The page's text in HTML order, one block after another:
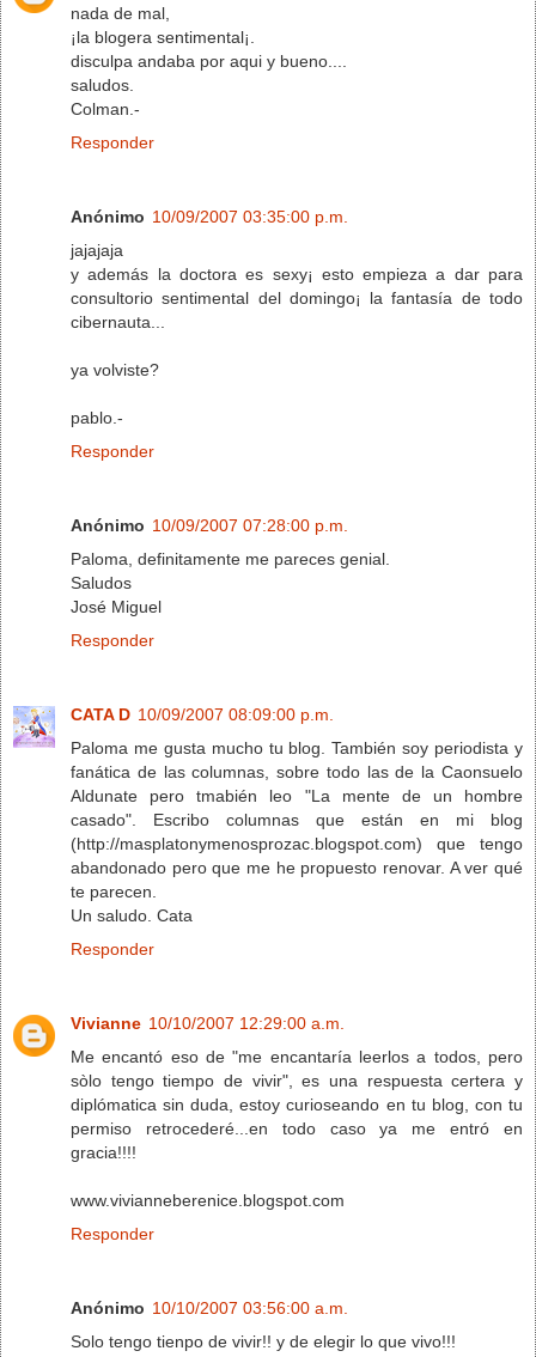
nada de mal,
¡la blogera sentimental¡.
disculpa andaba por aqui y bueno....
saludos.
Colman.-
Responder
Anónimo 10/09/2007 03:35:00 p.m.
jajajaja
y además la doctora es sexy¡ esto empieza a dar para
consultorio sentimental del domingo¡ la fantasía de todo
cibernauta...
ya volviste?
pablo.-
Responder
Anónimo 10/09/2007 07:28:00 p.m.
Paloma, definitamente me pareces genial.
Saludos
José Miguel
Responder
CATA D 10/09/2007 08:09:00 p.m.
Paloma me gusta mucho tu blog. También soy periodista y
fanática de las columnas, sobre todo las de la Caonsuelo
Aldunate pero tmabién leo "La mente de un hombre
casado". Escribo columnas que están en mi blog
(http://masplatonymenosprozac.blogspot.com) que tengo
abandonado pero que me he propuesto renovar. A ver qué
te parecen.
Un saludo. Cata
Responder
Vivianne 10/10/2007 12:29:00 a.m.
Me encantó eso de "me encantaría leerlos a todos, pero
sòlo tengo tiempo de vivir", es una respuesta certera y
diplómatica sin duda, estoy curioseando en tu blog, con tu
permiso retrocederé...en todo caso ya me entró en
gracia!!!!
www.vivianneberenice.blogspot.com
Responder
Anónimo 10/10/2007 03:56:00 a.m.
Solo tengo tienpo de vivir!! y de elegir lo que vivo!!!